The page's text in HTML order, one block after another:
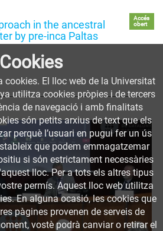
in the ancestral
by pre-inca Paltas
Accés
obert
Cookies
El lloc web de la Universitat
utilitza cookies pròpies i de tercers
de navegació i amb finalitats
són petits arxius de text que els
perquè l’usuari en pugui fer un ús
que podem emmagatzemar
si són estrictament necessàries
lloc. Per a tots els altres tipus
permís. Aquest lloc web utilitza
En alguna ocasió, les cookies que
pàgines provenen de serveis de
vostè podrà canviar o retirar el